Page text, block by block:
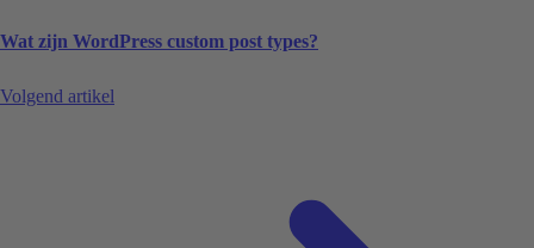
Wat zijn WordPress custom post types?
Volgend artikel